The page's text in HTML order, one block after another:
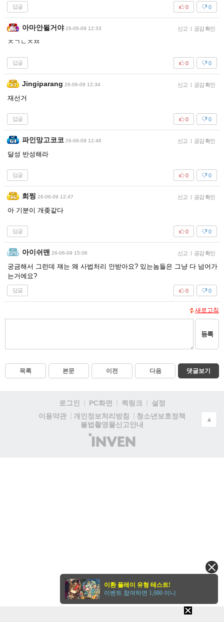
답글 0
0
아마안될거야 26-06-09 12:33 신고 | 공감 확인
ㅈㄱㄴㅈㅉ
답글 0
0
Jingiparang 26-06-09 12:34 신고 | 공감 확인
재선거
답글 0
0
파인망고코코 26-06-09 12:46 신고 | 공감 확인
달성 반성해라
답글 0
0
희찡 26-06-09 12:47 신고 | 공감 확인
아 기분이 개좆같다
답글 0
0
아이쉬맨 26-06-09 15:06 신고 | 공감 확인
궁금해서 그런데 쟤는 왜 사법처리 안받아요? 있는놈들은 그냥 다 넘어가
는거에요?
답글 0
0
새로고침
등록
목록 본문 이전 다음 댓글보기
로그인 PC화면 퀵링크
설정
이용약관
개인정보처리방침
청소년보호정책
불법촬영물신고안내
(주)
인
▲
이환 플레이 유형 테스트!
이벤트 참여하면 1,000 이니